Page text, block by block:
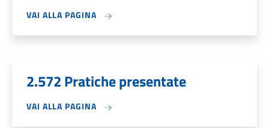
VAI ALLA PAGINA
2.572 Pratiche presentate
VAI ALLA PAGINA